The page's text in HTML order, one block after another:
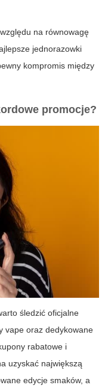
względu na równowagę
jednorazowki
kompromis między
promocje?
śledzić oficjalne
vape oraz dedykowane
rabatowe i
uzyskać największą
edycje smaków, a